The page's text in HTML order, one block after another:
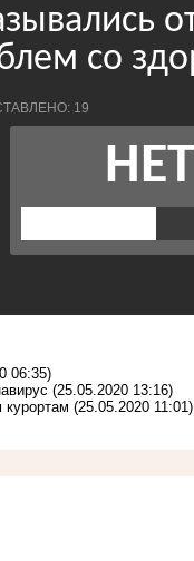
06:35)
(25.05.2020 13:16)
курортам (25.05.2020 11:01)